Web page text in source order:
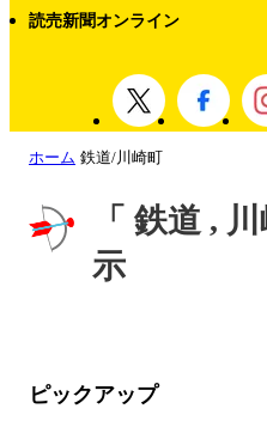
読売新聞オンライン
ホーム 鉄道/川崎町
「 鉄道 ,
示
ピックアップ